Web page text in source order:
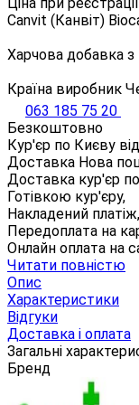
Canvit (Канвіт)
Харчова добавка з
Країна виробник
063 185 75 20
Безкоштовно
Кур'єр по Києву від
Доставка Нова
Доставка кур'єр по
Готівкою кур'єру,
Накладений платіж,
Передоплата на
Онлайн оплата на
Читати повністю
Опис
Характеристики
Відгуки
Доставка і оплата
Загальні
Бренд